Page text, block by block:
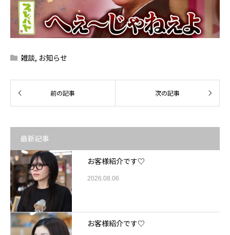
雑談, お知らせ
最新記事
お客様紹介です♡
2026.08.06
お客様紹介です♡